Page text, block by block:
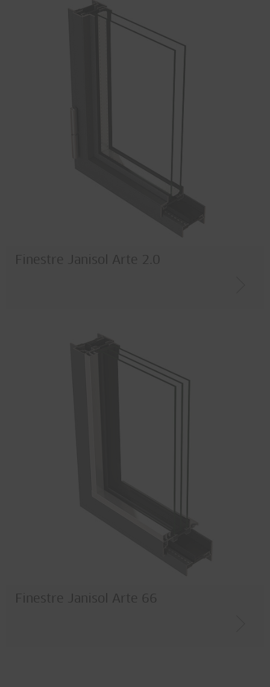
Finestre Janisol Arte 2.0
Finestre Janisol Arte 66